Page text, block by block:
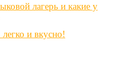
лагерь и какие у
и вкусно!